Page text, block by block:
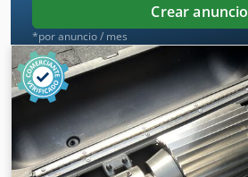
Crear anuncio
*por anuncio / mes